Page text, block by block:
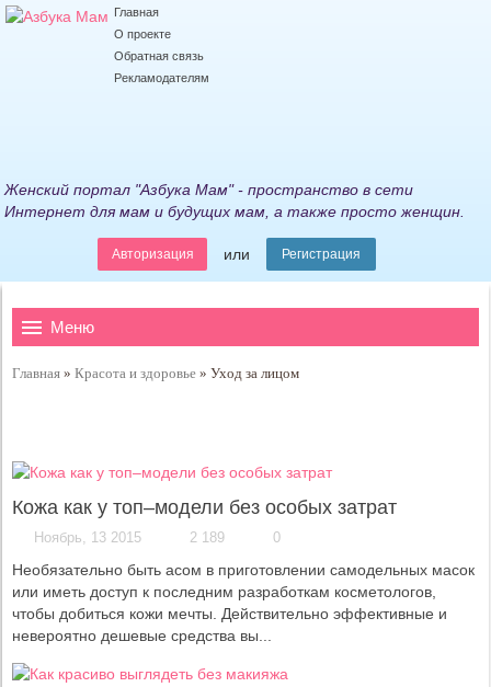
Главная
О проекте
Обратная связь
Рекламодателям
Женский портал "Азбука Мам" - пространство в сети
Интернет для мам и будущих мам, а также просто женщин.
Авторизация или Регистрация
Меню
Главная »Красота и здоровье »Уход за лицом
Кожа как у топ–модели без особых затрат
Ноябрь, 13 2015 2 189 0
Необязательно быть асом в приготовлении самодельных масок
или иметь доступ к последним разработкам косметологов,
чтобы добиться кожи мечты. Действительно эффективные и
невероятно дешевые средства вы...